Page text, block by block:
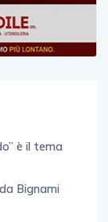
è il tema
Bignami